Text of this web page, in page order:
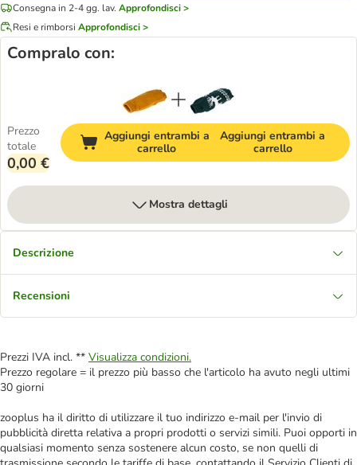
Consegna in 2-4 gg. lav. Approfondisci >
Resi e rimborsi Approfondisci >
Compralo con:
Prezzo
totale
0,00 €
Aggiungi entrambi a
carrello
Aggiungi entrambi a
carrello
Mostra dettagli
Descrizione
Recensioni
Prezzi IVA incl. ** Visualizza condizioni.
Prezzo regolare = il prezzo più basso che l'articolo ha avuto negli ultimi
30 giorni
zooplus ha il diritto di utilizzare il tuo indirizzo e-mail per l'invio di
pubblicità diretta relativa a propri prodotti o servizi simili. Puoi opporti in
qualsiasi momento senza sostenere alcun costo, se non quelli di